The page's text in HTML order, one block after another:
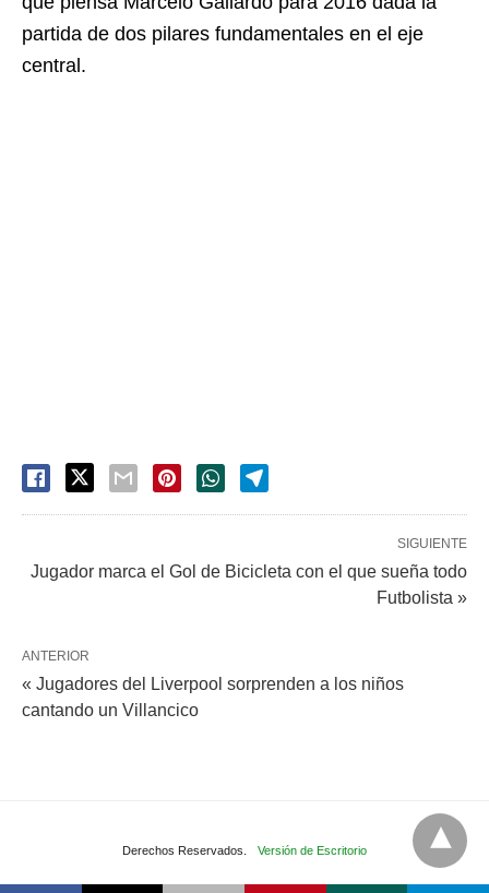
partida de dos pilares fundamentales en el eje
central.
SIGUIENTE
Jugador marca el Gol de Bicicleta con el que sueña todo
Futbolista »
ANTERIOR
« Jugadores del Liverpool sorprenden a los niños
cantando un Villancico
Derechos Reservados. Versión de Escritorio